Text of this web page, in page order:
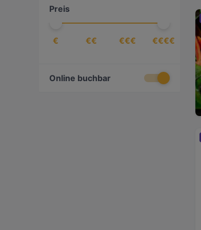
Getränke
Griechisch (1)
Indisch
Italienisch (
Preis
€ €€ €€€ €€€€
Online buchbar